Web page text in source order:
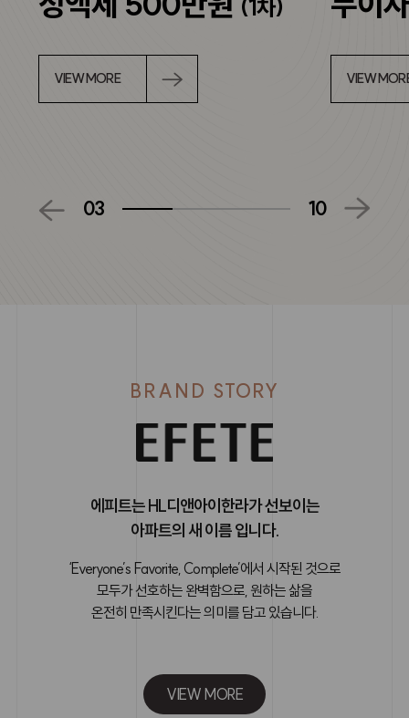
(1차)
VIEW MORE VIEW
03 10
BRAND STORY
에피트는 HL디앤아이한라가 선보이는
아파트의 새 이름 입니다.
‘Everyone’s Favorite, Complete’에서 시작된 것으로
모두가 선호하는 완벽함으로, 원하는 삶을
온전히 만족시킨다는 의미를 담고 있습니다.
VIEW MORE